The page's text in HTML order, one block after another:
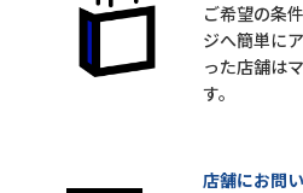
ご希望の条
ジへ簡単に
った店舗は
す。
店舗にお問